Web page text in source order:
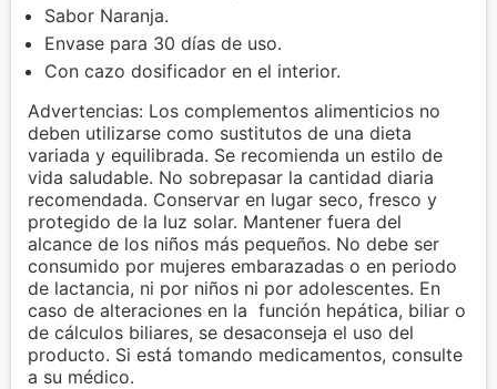
Sabor Naranja.
Envase para 30 días de uso.
Con cazo dosificador en el interior.
Advertencias: Los complementos alimenticios no
deben utilizarse como sustitutos de una dieta
variada y equilibrada. Se recomienda un estilo de
vida saludable. No sobrepasar la cantidad diaria
recomendada. Conservar en lugar seco, fresco y
protegido de la luz solar. Mantener fuera del
alcance de los niños más pequeños. No debe ser
consumido por mujeres embarazadas o en periodo
de lactancia, ni por niños ni por adolescentes. En
caso de alteraciones en la función hepática, biliar o
de cálculos biliares, se desaconseja el uso del
producto. Si está tomando medicamentos, consulte
a su médico.